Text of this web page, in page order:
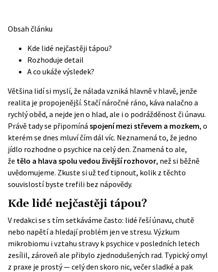
Obsah článku
Kde lidé nejčastěji tápou?
Rozhoduje detail
A co ukáže výsledek?
Většina lidí si myslí, že nálada vzniká hlavně v hlavě, jenže
realita je propojenější. Stačí náročné ráno, káva nalačno a
rychlý oběd, a nejde jen o hlad, ale i o podrážděnost či únavu.
Právě tady se připomíná spojení mezi střevem a mozkem, o
kterém se dnes mluví čím dál víc. Neznamená to, že jedno
jídlo rozhodne o psychice na celý den. Znamená to ale,
že tělo a hlava spolu vedou živější rozhovor, než si běžně
uvědomujeme. Zkuste si už teď tipnout, kolik z těchto
souvislostí byste trefili bez nápovědy.
Kde lidé nejčastěji tápou?
V redakci se s tím setkáváme často: lidé řeší únavu, chutě
nebo napětí a hledají problém jen ve stresu. Výzkum
mikrobiomu i vztahu stravy k psychice v posledních letech
zesílil, zároveň ale přibylo zjednodušených rad. Typický omyl
z praxe je prostý — celý den skoro nic, večer sladké a pak